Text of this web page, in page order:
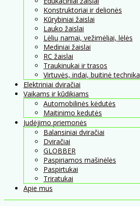
Konstruktoriai ir delionės
Kūrybiniai žaislai
Lauko žaislai
Lėlių namai, vežimėliai, lėlės
Mediniai žaislai
RC žaislai
Traukinukai ir trasos
Virtuvės, indai, buitinė technika
Elektriniai dviračiai
Vaikams ir kūdikiams
Automobilinės kėdutės
Maitinimo kedutės
Judėjimo priemonės
Balansiniai dviračiai
Dviračiai
GLOBBER
Paspiriamos mašinėlės
Paspirtukai
Triratukai
Apie mus